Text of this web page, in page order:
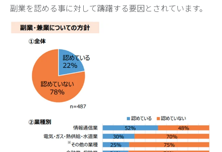
副業を認める事に対して躊躇する要因とされています。